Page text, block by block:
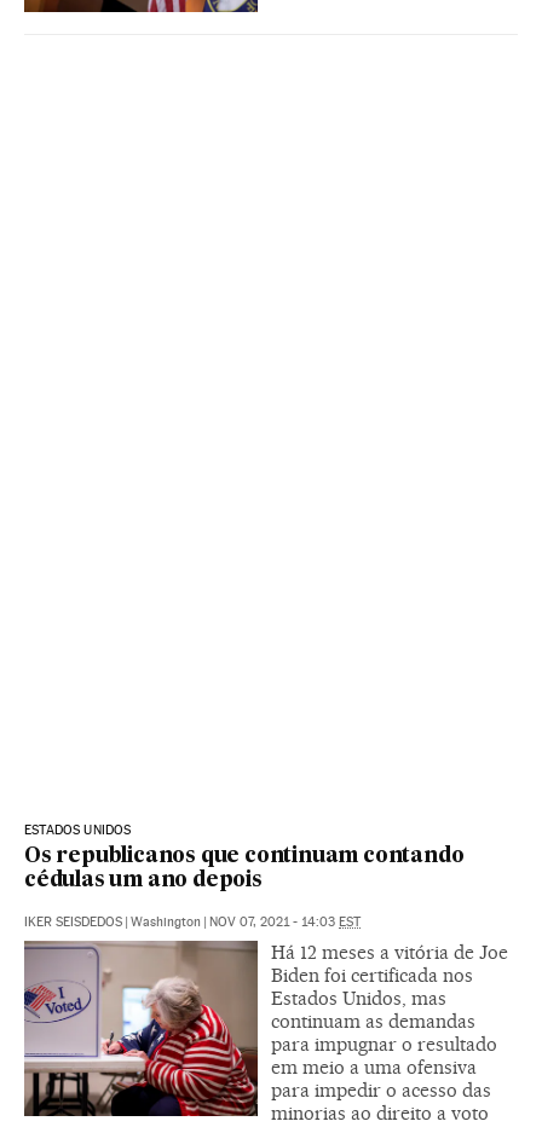
ESTADOS UNIDOS
Os republicanos que continuam contando
cédulas um ano depois
IKER SEISDEDOS Washington NOV 07, 2021 - 14:03 EST
Há 12 meses a vitória de Joe
Biden foi certificada nos
Estados Unidos, mas
continuam as demandas
para impugnar o resultado
em meio a uma ofensiva
para impedir o acesso das
minorias ao direito a voto